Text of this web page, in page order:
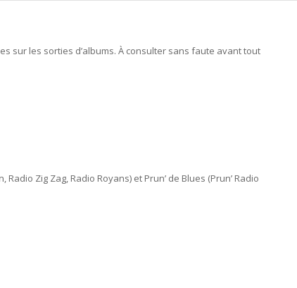
sur les sorties d’albums. À consulter sans faute avant tout
Zig Zag, Radio Royans) et Prun’ de Blues (Prun’ Radio